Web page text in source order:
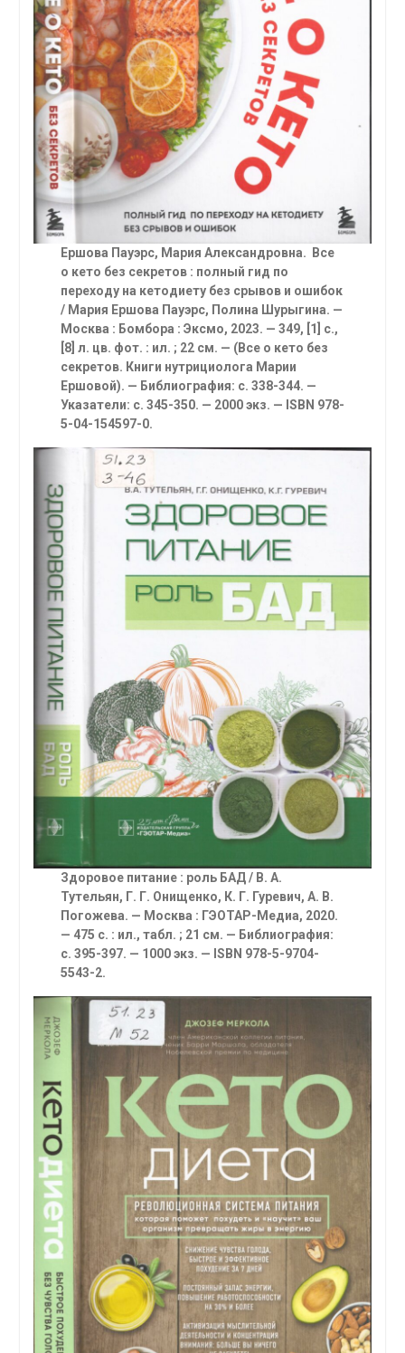
Ершова Пауэрс, Мария Александровна. Все
о кето без секретов : полный гид по
переходу на кетодиету без срывов и ошибок
/ Мария Ершова Пауэрс, Полина Шурыгина. —
Москва : Бомбора : Эксмо, 2023. — 349, [1] с.,
[8] л. цв. фот. : ил. ; 22 см. — (Все о кето без
секретов. Книги нутрициолога Марии
Ершовой). — Библиография: с. 338-344. —
Указатели: с. 345-350. — 2000 экз. — ISBN 978-
5-04-154597-0.
Здоровое питание : роль БАД/ В. А.
Тутельян, Г. Г. Онищенко, К. Г. Гуревич, А. В.
Погожева. — Москва : ГЭОТАР-Медиа, 2020.
— 475 с. : ил., табл. ; 21 см. — Библиография:
с. 395-397. — 1000 экз. — ISBN 978-5-9704-
5543-2.